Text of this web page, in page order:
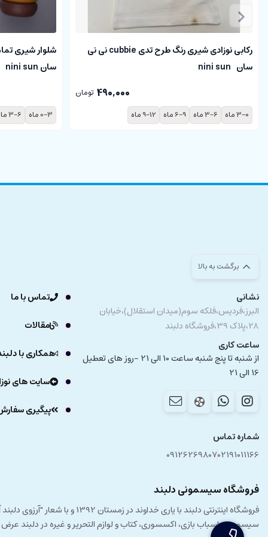
رکابی نوزادی شیری رنگ طرح تدی cubbie نی نی
سان nini sun
490,000 تومان
3-0 ماه
3-6 ماه 6-9 ماه 9-12 ماه
سان nini sun
0-3 ماه
3-6 ماه
برگشت به بالا
نشانی
البرز،فردیس،فلکه سوم(میدان استقلال)،خیابان
28،پلاک 39،فروشگاه دلبند
ساعت کاری
از شنبه تا پنج شنبه ساعت 10 الی 21 -روز های تعطیل
16 الی 21
شماره تماس
02191011166
09126269807
تماس با ما
مقالات
همکاری با
سایت های
پیگیری
فروشگاه سیسمونی دلبند
فروشگاه اینترنتی دلبند
سیسمونی، اسباب بازی، اکسسوری، کتاب و لوازم التحریر و غیره در دلبند عرض